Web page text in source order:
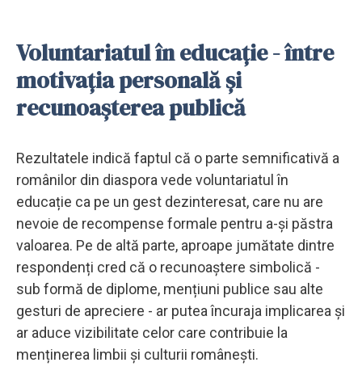
Voluntariatul în educație - între
motivația personală și
recunoașterea publică
Rezultatele indică faptul că o parte semnificativă a
românilor din diaspora vede voluntariatul în
educație ca pe un gest dezinteresat, care nu are
nevoie de recompense formale pentru a-și păstra
valoarea. Pe de altă parte, aproape jumătate dintre
respondenți cred că o recunoaștere simbolică -
sub formă de diplome, mențiuni publice sau alte
gesturi de apreciere - ar putea încuraja implicarea și
ar aduce vizibilitate celor care contribuie la
menținerea limbii și culturii românești.